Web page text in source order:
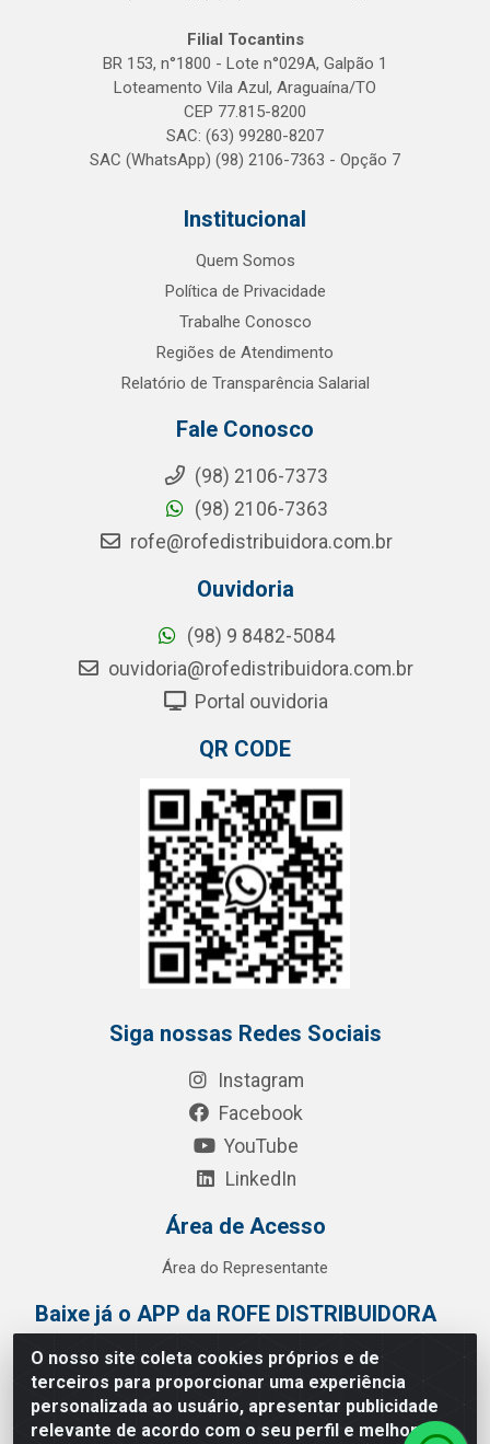
O nosso site coleta cookies próprios e de
terceiros para proporcionar uma experiência
personalizada ao usuário, apresentar publicidade
relevante de acordo com o seu perfil e melhorar a
Filial Tocantins
BR 153, n°1800 - Lote n°029A, Galpão 1
Loteamento Vila Azul, Araguaína/TO
CEP 77.815-8200
SAC: (63) 99280-8207
SAC (WhatsApp) (98) 2106-7363 - Opção 7
Institucional
Quem Somos
Política de Privacidade
Trabalhe Conosco
Regiões de Atendimento
Relatório de Transparência Salarial
Fale Conosco
(98) 2106-7373
(98) 2106-7363
rofe@rofedistribuidora.com.br
Ouvidoria
(98) 9 8482-5084
ouvidoria@rofedistribuidora.com.br
Portal ouvidoria
QR CODE
Siga nossas Redes Sociais
Instagram
Facebook
YouTube
LinkedIn
Área de Acesso
Área do Representante
Baixe já o APP da ROFE DISTRIBUIDORA